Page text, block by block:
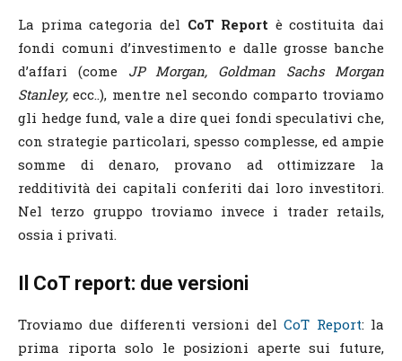
La prima categoria del CoT Report è costituita dai
fondi comuni d’investimento e dalle grosse banche
d’affari (come JP Morgan, Goldman Sachs Morgan
Stanley, ecc..), mentre nel secondo comparto troviamo
gli hedge fund, vale a dire quei fondi speculativi che,
con strategie particolari, spesso complesse, ed ampie
somme di denaro, provano ad ottimizzare la
redditività dei capitali conferiti dai loro investitori.
Nel terzo gruppo troviamo invece i trader retails,
ossia i privati.
Il CoT report: due versioni
Troviamo due differenti versioni delCoT Report: la
prima riporta solo le posizioni aperte sui future,